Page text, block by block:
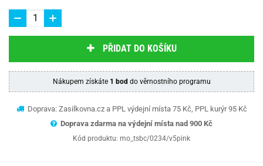
PŘIDAT DO KOŠÍKU
Nákupem získáte 1 bod do věrnostního programu
Doprava: Zasilkovna.cz a PPL výdejní místa 75 Kč, PPL kurýr 95 Kč
Doprava zdarma na výdejní místa nad 900 Kč
Kód produktu: mo_tsbc/0234/v5pink